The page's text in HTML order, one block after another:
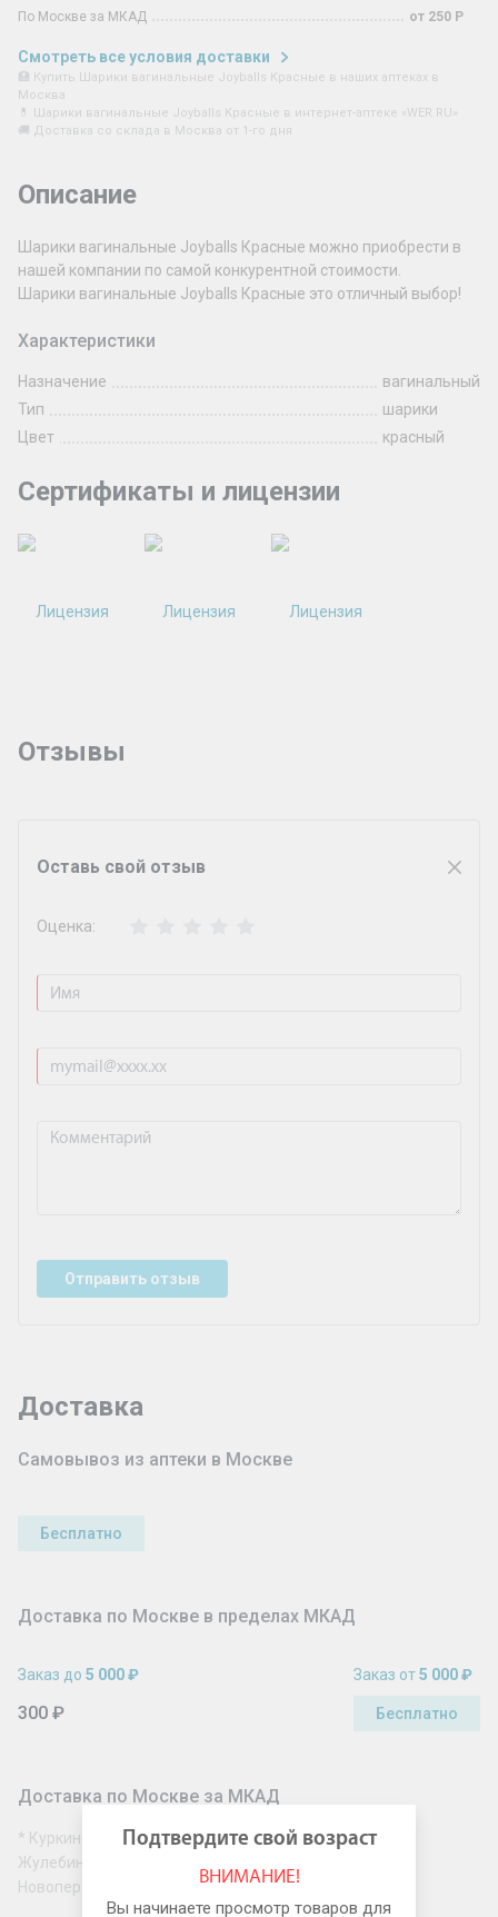
По Москве за МКАД
от 250 Р
Смотреть все условия доставки
🏥 Купить Шарики вагинальные Joyballs Красные в наших аптеках в
Москва
💊 Шарики вагинальные Joyballs Красные в интернет-аптеке «WER.RU»
🚚 Доставка со склада в Москва от 1-го дня
Описание
Шарики вагинальные Joyballs Красные можно приобрести в
нашей компании по самой конкурентной стоимости.
Шарики вагинальные Joyballs Красные это отличный выбор!
Характеристики
Назначение
вагинальный
Тип
шарики
Цвет
красный
Сертификаты и лицензии
Отзывы
Оставь свой отзыв
Оценка:
Отправить отзыв
Доставка
Самовывоз из аптеки в Москве
Бесплатно
Доставка по Москве в пределах МКАД
Заказ до 5 000 ₽
300 ₽
Заказ от5 000 ₽
Бесплатно
Доставка по Москве за МКАД
* Куркино, Митино, Северное Бутово, Южное Бутово,
Жулебино, Новокосино, Косино-Ухтомский, Солнцево,
Новопеределкино, Рассказовка, Некрасовка
Подтвердите свой возраст
ВНИМАНИЕ!
Вы начинаете просмотр товаров для